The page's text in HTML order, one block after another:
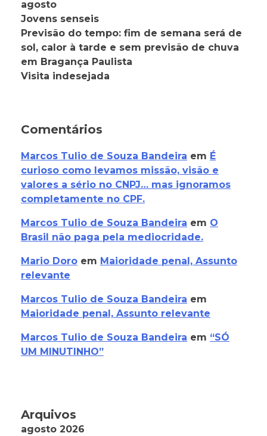
agosto
Jovens senseis
Previsão do tempo: fim de semana será de
sol, calor à tarde e sem previsão de chuva
em Bragança Paulista
Visita indesejada
Comentários
Marcos Tulio de Souza Bandeira em É
curioso como levamos missão, visão e
valores a sério no CNPJ… mas ignoramos
completamente no CPF.
Marcos Tulio de Souza Bandeira em O
Brasil não paga pela mediocridade.
Mario Doro em Maioridade penal, Assunto
relevante
Marcos Tulio de Souza Bandeira em
Maioridade penal, Assunto relevante
Marcos Tulio de Souza Bandeira em “SÓ
UM MINUTINHO”
Arquivos
agosto 2026